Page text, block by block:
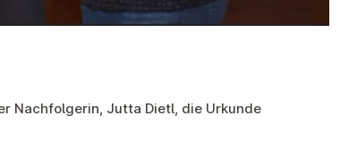
Nachfolgerin, Jutta Dietl, die Urkunde